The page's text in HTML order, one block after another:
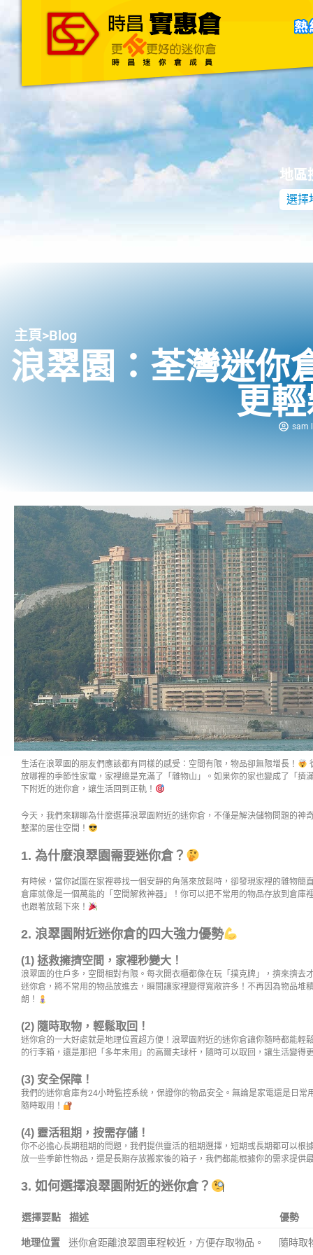
主頁 關於我們 聯絡我們
地區
選擇
主頁>Blog
浪翠園：荃灣迷你
更
sam
生活在浪翠園的朋友們應該都有同樣的感受：空間有限，物品卻無限增長！
放哪裡的季節性家電，家裡總是充滿了「雜物山」。如果你的家也變成了「擠
下附近的迷你倉，讓生活回到正軌！
今天，我們來聊聊為什麼選擇浪翠園附近的迷你倉，不僅是解決儲物問題的神
整潔的居住空間！
1. 為什麼浪翠園需要迷你倉？
有時候，當你試圖在家裡尋找一個安靜的角落來放鬆時，卻發現家裡的雜物簡
倉庫就像是一個萬能的「空間解救神器」！你可以把不常用的物品存放到倉庫
也跟著放鬆下來！
2. 浪翠園附近迷你倉的四大強力優勢
(1) 拯救擁擠空間，家裡秒變大！
浪翠園的住戶多，空間相對有限。每次開衣櫃都像在玩「撲克牌」，擠來擠去
迷你倉，將不常用的物品放進去，瞬間讓家裡變得寬敞許多！不再因為物品堆
朗！
(2) 隨時取物，輕鬆取回！
迷你倉的一大好處就是地理位置超方便！浪翠園附近的迷你倉讓你隨時都能輕
的行李箱，還是那把「多年未用」的高爾夫球杆，隨時可以取回，讓生活變得
(3) 安全保障！
我們的迷你倉庫有24小時監控系統，保證你的物品安全。無論是家電還是日常
隨時取用！
(4) 靈活租期，按需存儲！
你不必擔心長期租期的問題，我們提供靈活的租期選擇，短期或長期都可以根
放一些季節性物品，還是長期存放搬家後的箱子，我們都能根據你的需求提供
3. 如何選擇浪翠園附近的迷你倉？
選擇要點 描述 優勢
地理位置 迷你倉距離浪翠園車程較近，方便存取物品。 隨時取